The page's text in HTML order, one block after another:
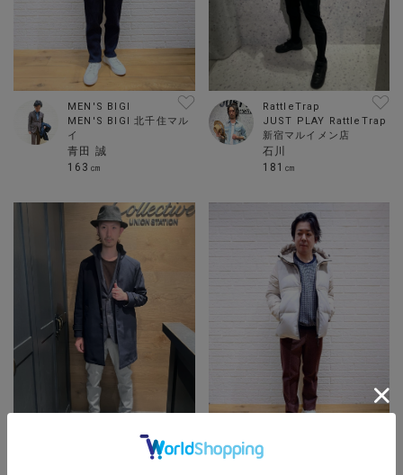
MEN'S BIGI
MEN'S BIGI 北千住マル
イ
青田 誠
163㎝
RattleTrap
JUST PLAY RattleTrap
新宿マルイメン店
石川
181㎝
UNION STATION
MEN'S BIGI